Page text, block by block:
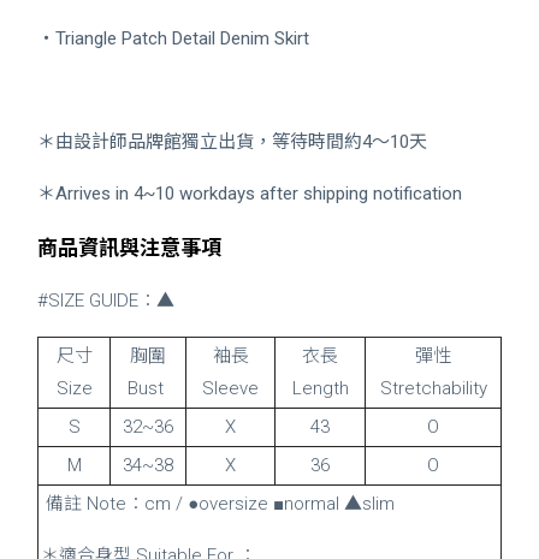
・ Triangle Patch Detail Denim Skirt
＊由設計師品牌館獨立出貨，等待時間約4～10天
＊Arrives in 4~10 workdays after shipping notification
商品資訊與注意事項
#SIZE GUIDE：▲
尺寸
Size
胸圍
Bust
袖長
Sleeve
衣長
Length
彈性
Stretchability
S
32~36 X 43
O
M
34~38 X 36
O
備註 Note：cm / ●oversize ■normal ▲slim